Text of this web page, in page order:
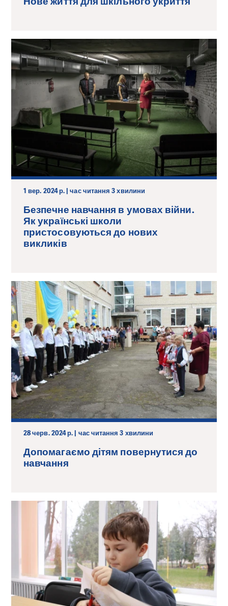
1 вер. 2024 р. | час читання 3 хвилини
Безпечне навчання в умовах війни.
Як українські школи
пристосовуються до нових
викликів
28 черв. 2024 р. | час читання 3 хвилини
Допомагаємо дітям повернутися до
навчання